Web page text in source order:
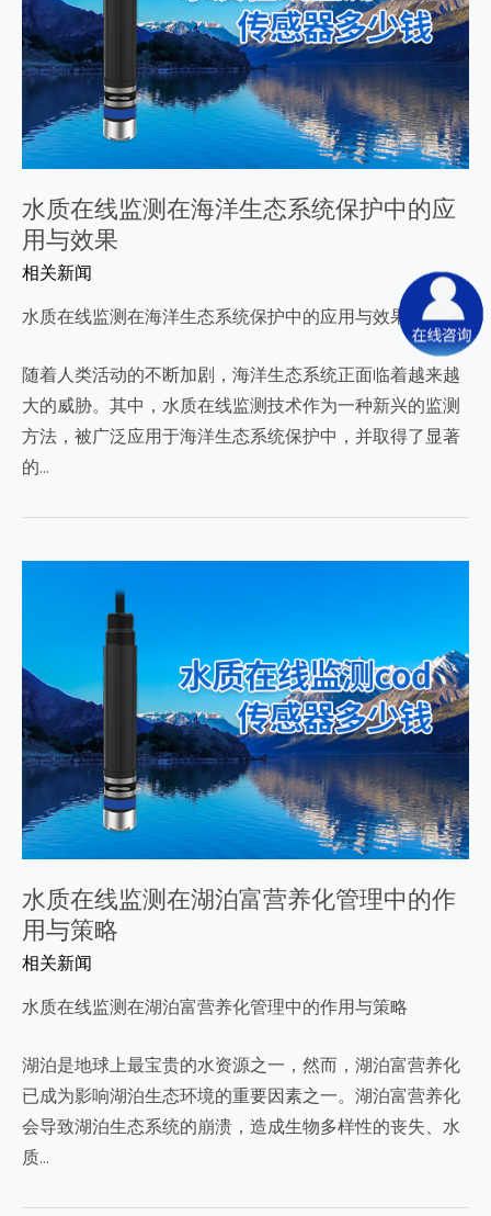
水质在线监测在海洋生态系统保护中的应
用与效果
相关新闻
水质在线监测在海洋生态系统保护中的应用与效果
随着人类活动的不断加剧，海洋生态系统正面临着越来越
大的威胁。其中，水质在线监测技术作为一种新兴的监测
方法，被广泛应用于海洋生态系统保护中，并取得了显著
的…
水质在线监测在湖泊富营养化管理中的作
用与策略
相关新闻
水质在线监测在湖泊富营养化管理中的作用与策略
湖泊是地球上最宝贵的水资源之一，然而，湖泊富营养化
已成为影响湖泊生态环境的重要因素之一。湖泊富营养化
会导致湖泊生态系统的崩溃，造成生物多样性的丧失、水
质…